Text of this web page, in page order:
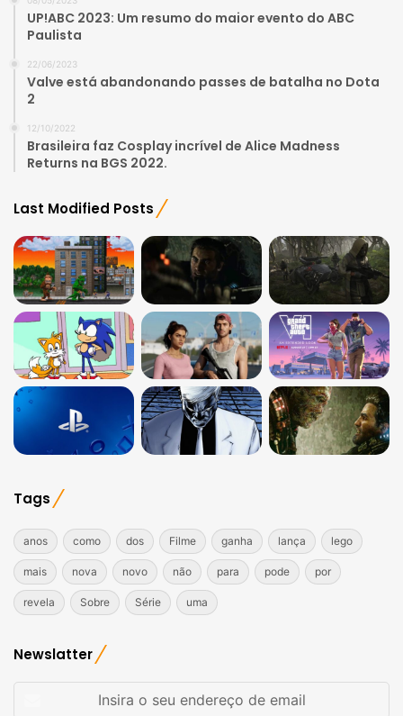
UP!ABC 2023: Um resumo do maior evento do ABC
Paulista
22/06/2023
Valve está abandonando passes de batalha no Dota
2
12/10/2022
Brasileira faz Cosplay incrível de Alice Madness
Returns na BGS 2022.
Last Modified Posts
Tags
anos como dos Filme ganha lança lego
mais nova novo não para pode por
revela Sobre Série uma
Newslatter